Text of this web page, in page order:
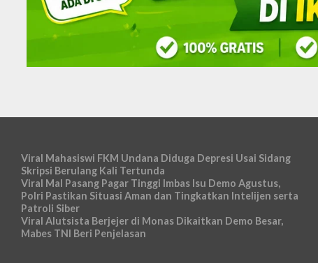
Viral Mahasiswi FKM Undana Diduga Depresi Usai Sidang
Skripsi Berulang Kali Tertunda
Viral Mal Pasang Pagar Tinggi Imbas Isu Demo Agustus,
Polri Pastikan Situasi Aman dan Tingkatkan Intelijen serta
Patroli Siber
Viral Alutsista Berjejer di Monas Dikaitkan Demo Besar,
Mabes TNI Beri Penjelasan